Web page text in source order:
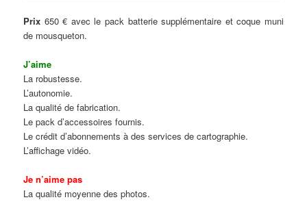
Prix 650 € avec le pack batterie supplémentaire et coque muni
de mousqueton.
J’aime
La robustesse.
L’autonomie.
La qualité de fabrication.
Le pack d’accessoires fournis.
Le crédit d’abonnements à des services de cartographie.
L’affichage vidéo.
Je n’aime pas
La qualité moyenne des photos.